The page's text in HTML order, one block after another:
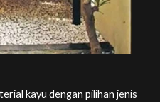
kayu dengan pilihan jenis